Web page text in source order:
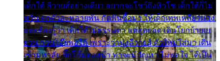
เด็กใต้ ลีวายส์อย่างเดียว อยากจะโชว์ถึงหิวโซ เด็กใต้ก็ไม่
หวั่น ตกตัวละหลายพัน กัดฟันซื้อมา ให้เด็กเทพเหลียวมอง
และต้องรู้ว่า เด็กใต้ไม่ธรรมดา แต่สุดยอด เดินโยกย้ายเย
ยวน กวนโอ๊ยพอได้ เพราะว่านุ่งลีวายส์ ตัวใหม่ใส่มา เดิน
เข้ามหาลัย จิ๊กโก๊มองหน้า ท่าจะมีปัญหา ไม่พอใจ ได้เป็น